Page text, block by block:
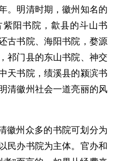
。明清时期，徽州知名的
阳书院，歙县的斗山书
古书院、海阳书院，婺源
祁门县的东山书院、神交
天书院，绩溪县的颍滨书
清徽州社会一道亮丽的风
徽州众多的书院可划分为
民办书院为主体。官办和